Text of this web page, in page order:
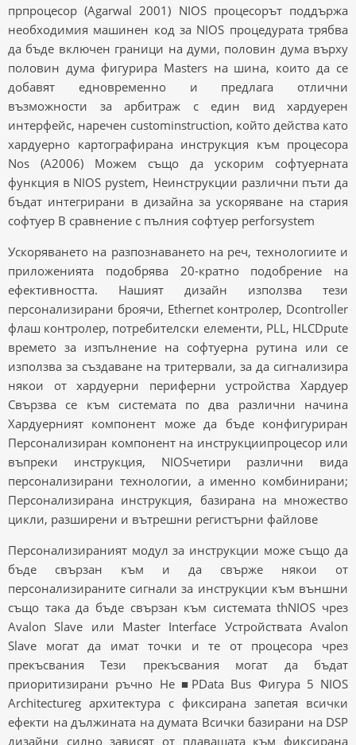
прпроцесор (Agarwal 2001) NIOS процесорът поддържа
необходимия машинен код за NIOS процедурата трябва
да бъде включен граници на думи, половин дума върху
половин дума фигурира Masters на шина, които да се
добавят едновременно и предлага отлични
възможности за арбитраж с един вид хардуерен
интерфейс, наречен custominstruction, който действа като
хардуерно картографирана инструкция към процесора
Nos (A2006) Можем също да ускорим софтуерната
функция в NIOS pystem, Неинструкции различни пъти да
бъдат интегрирани в дизайна за ускоряване на стария
софтуер В сравнение с пълния софтуер perforsystem
Ускоряването на разпознаването на реч, технологиите и
приложенията подобрява 20-кратно подобрение на
ефективността. Нашият дизайн използва тези
персонализирани броячи, Ethernet контролер, Dcontroller
флаш контролер, потребителски елементи, PLL, HLCDpute
времето за изпълнение на софтуерна рутина или се
използва за създаване на тритервали, за да сигнализира
някои от хардуерни периферни устройства Хардуер
Свързва се към системата по два различни начина
Хардуерният компонент може да бъде конфигуриран
Персонализиран компонент на инструкциипроцесор или
въпреки инструкция, NIOSчетири различни вида
персонализирани технологии, а именно комбинирани;
Персонализирана инструкция, базирана на множество
цикли, разширени и вътрешни регистърни файлове
Персонализираният модул за инструкции може също да
бъде свързан към и да свърже някои от
персонализираните сигнали за инструкции към външни
също така да бъде свързан към системата thNIOS чрез
Avalon Slave или Master Interface Устройствата Avalon
Slave могат да имат точки и те от процесора чрез
прекъсвания Тези прекъсвания могат да бъдат
приоритизирани ръчно Не ■PData Bus Фигура 5 NIOS
Architectureg архитектура с фиксирана запетая всички
ефекти на дължината на думата Всички базирани на DSP
дизайни силно зависят от плаващата към фиксирана